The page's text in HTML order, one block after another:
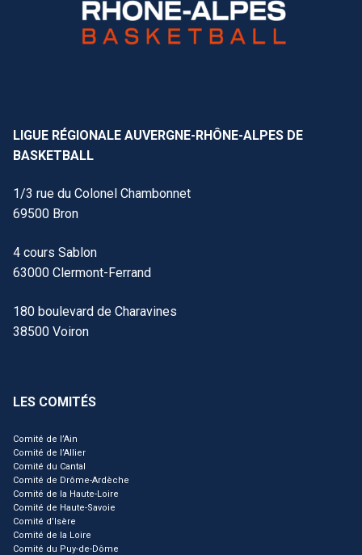
LIGUE RÉGIONALE AUVERGNE-RHÔNE-ALPES DE
BASKETBALL
1/3 rue du Colonel Chambonnet
69500 Bron
4 cours Sablon
63000 Clermont-Ferrand
180 boulevard de Charavines
38500 Voiron
LES COMITÉS
Comité de l’Ain
Comité de l’Allier
Comité du Cantal
Comité de Drôme-Ardèche
Comité de la Haute-Loire
Comité de Haute-Savoie
Comité d’Isère
Comité de la Loire
Comité du Puy-de-Dôme